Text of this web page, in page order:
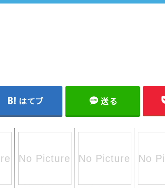
はてブ 送る